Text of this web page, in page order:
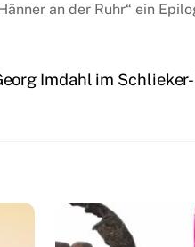
an der Ruhr“ ein
Imdahl im